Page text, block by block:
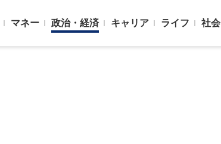
マネー 政治・経済 キャリア ライフ 社会